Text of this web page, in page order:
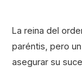
La reina del
paréntis, pero
asegurar su